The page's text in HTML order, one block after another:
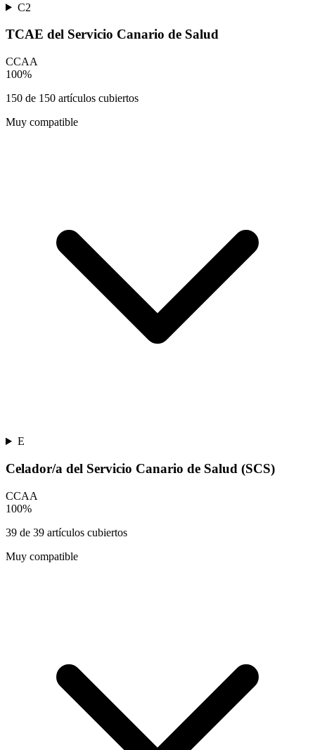
C2
TCAE del Servicio Canario de Salud
CCAA
100%
150 de 150 artículos cubiertos
Muy compatible
E
Celador/a del Servicio Canario de Salud (SCS)
CCAA
100%
39 de 39 artículos cubiertos
Muy compatible